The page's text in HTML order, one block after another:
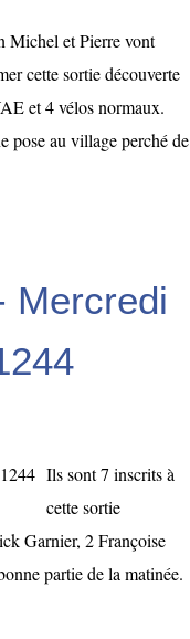
Michel et Pierre vont
cette sortie découverte
et 4 vélos normaux.
pose au village perché de
Mercredi
Ils sont 7 inscrits à
cette sortie
Garnier, 2 Françoise
partie de la matinée.